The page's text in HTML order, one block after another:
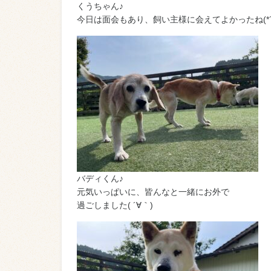
くうちゃん♪
今日は面会もあり、飼い主様に会えてよかったね
バディくん♪
元気いっぱいに、皆んなと一緒にお外で
過ごしました( ´∀｀)